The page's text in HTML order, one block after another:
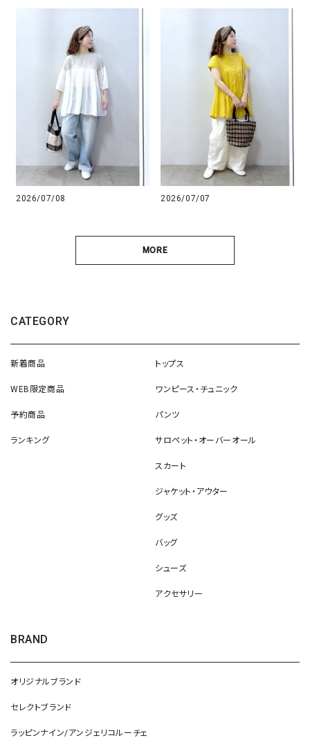
2026/07/08 2026/07/07
MORE
CATEGORY
新着商品
WEB限定商品
予約商品
ランキング
トップス
ワンピース・チュニック
パンツ
サロペット・オーバーオール
スカート
ジャケット・アウター
グッズ
バッグ
シューズ
アクセサリー
BRAND
オリジナルブランド
セレクトブランド
ラッピンナイン/アンジェリコルーチェ